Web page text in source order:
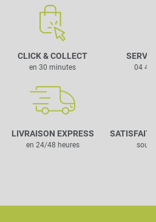
CLICK & COLLECT
en 30 minutes
LIVRAISON EXPRESS
en 24/48 heures
04 42
SATISFAIT
sous